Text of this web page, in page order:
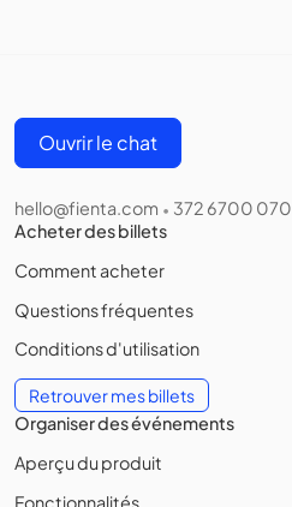
Ouvrir le chat
hello@fienta.com • 372 6700 070
Acheter des billets
Comment acheter
Questions fréquentes
Conditions d'utilisation
Retrouver mes billets
Organiser des événements
Aperçu du produit
Fonctionnalités